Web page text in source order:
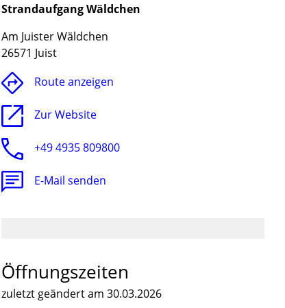
Strandaufgang Wäldchen
Am Juister Wäldchen
26571 Juist
Route anzeigen
Zur Website
+49 4935 809800
E-Mail senden
Öffnungszeiten
zuletzt geändert am 30.03.2026